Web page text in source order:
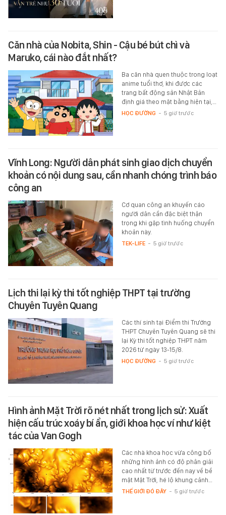
Căn nhà của Nobita, Shin - Cậu bé bút chì và
Maruko, cái nào đắt nhất?
Ba căn nhà quen thuộc trong loạt
anime tuổi thơ, khi được các
trang bất động sản Nhật Bản
định giá theo mặt bằng hiện tại,…
HỌC ĐƯỜNG - 5 giờ trước
Vĩnh Long: Người dân phát sinh giao dịch chuyển
khoản có nội dung sau, cần nhanh chóng trình báo
công an
Cơ quan công an khuyến cáo
người dân cần đặc biệt thận
trọng khi gặp tình huống chuyển
khoản này.
TEK-LIFE - 5 giờ trước
Lịch thi lại kỳ thi tốt nghiệp THPT tại trường
Chuyên Tuyên Quang
Các thí sinh tại Điểm thi Trường
THPT Chuyên Tuyên Quang sẽ thi
lại Kỳ thi tốt nghiệp THPT năm
2026 từ ngày 13-15/8.
HỌC ĐƯỜNG - 5 giờ trước
Hình ảnh Mặt Trời rõ nét nhất trong lịch sử: Xuất
hiện cấu trúc xoáy bí ẩn, giới khoa học ví như kiệt
tác của Van Gogh
Các nhà khoa học vừa công bố
những hình ảnh có độ phân giải
cao nhất từ trước đến nay về bề
mặt Mặt Trời, hé lộ khung cảnh…
THẾ GIỚI ĐÓ ĐÂY - 5 giờ trước